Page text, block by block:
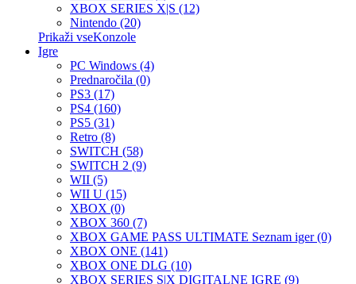
XBOX SERIES X|S (12)
Nintendo (20)
Prikaži vseKonzole
Igre
PC Windows (4)
Prednaročila (0)
PS3 (17)
PS4 (160)
PS5 (31)
Retro (8)
SWITCH (58)
SWITCH 2 (9)
WII (5)
WII U (15)
XBOX (0)
XBOX 360 (7)
XBOX GAME PASS ULTIMATE Seznam iger (0)
XBOX ONE (141)
XBOX ONE DLG (10)
XBOX SERIES S|X DIGITALNE IGRE (9)